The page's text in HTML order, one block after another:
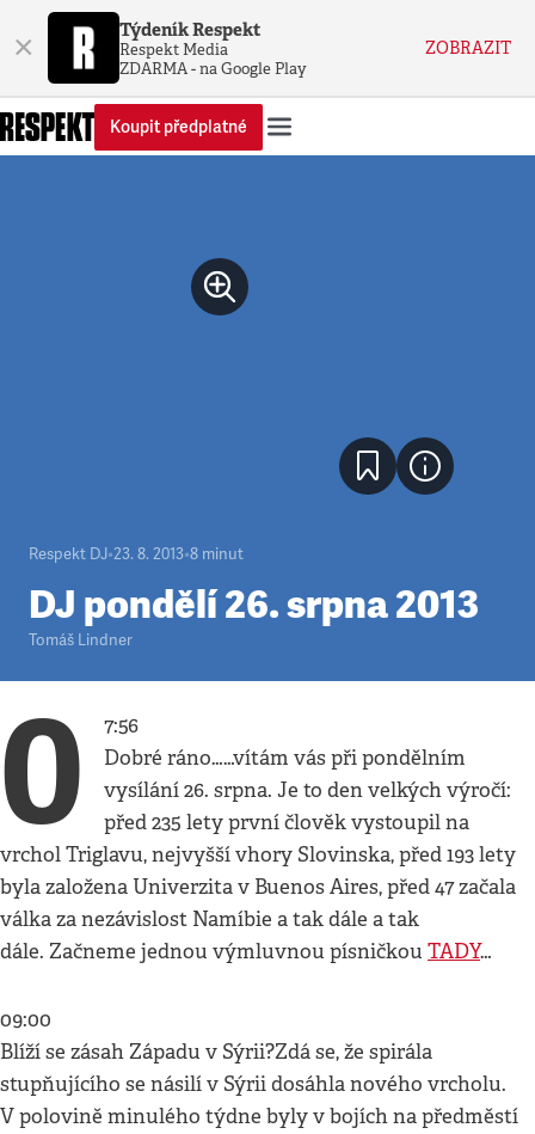
× Týdeník Respekt
Respekt Media
ZDARMA - na Google Play
ZOBRAZIT
Koupit předplatné
Respekt DJ•23. 8. 2013•8 minut
DJ pondělí 26. srpna 2013
Tomáš Lindner
0
7:56
Dobré ráno……vítám vás při pondělním
vysílání 26. srpna. Je to den velkých výročí:
před 235 lety první člověk vystoupil na
vrchol Triglavu, nejvyšší vhory Slovinska, před 193 lety
byla založena Univerzita v Buenos Aires, před 47 začala
válka za nezávislost Namíbie a tak dále a tak
dále. Začneme jednou výmluvnou písničkou TADY…
09:00
Blíží se zásah Západu v Sýrii?Zdá se, že spirála
stupňujícího se násilí v Sýrii dosáhla nového vrcholu.
V polovině minulého týdne byly v bojích na předměstí